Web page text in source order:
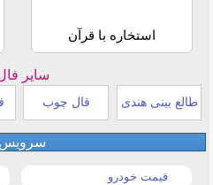
استخاره با قرآن
سایر
طالع بینی هندی فال چوب
سرویس
قیمت خودرو